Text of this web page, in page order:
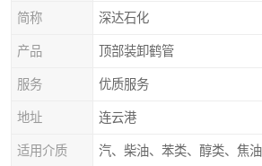
简称 深达石化
产品 顶部装卸鹤管
服务 优质服务
地址 连云港
适用介质 汽、柴油、苯类、醇类、焦